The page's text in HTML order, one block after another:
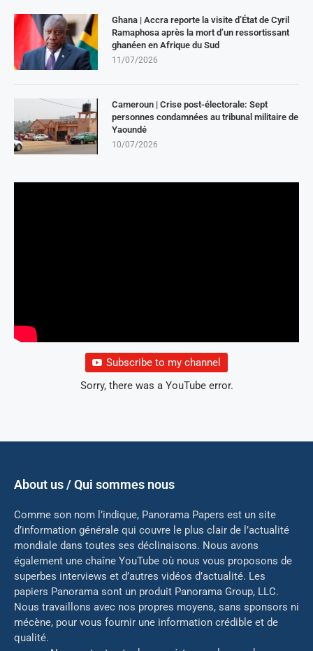
Ghana | Accra reporte la visite d’État de Cyril
Ramaphosa après la mort d’un ressortissant
ghanéen en Afrique du Sud
11/07/2026
Cameroun | Crise post-électorale: Sept
personnes condamnées au tribunal militaire de
Yaoundé
10/07/2026
Subscribe to my channel
Sorry, there was a YouTube error.
About us / Qui sommes nous
Comme son nom l’indique, Panorama Papers est un site
d’information générale qui couvre le plus clair de l’actualité
mondiale dans toutes ses déclinaisons. Nous avons
également une chaîne YouTube où nous vous proposons de
superbes interviews et d’autres vidéos d’actualité. Les
papiers Panorama sont un produit Panorama Group, LLC.
Nous travaillons avec nos propres moyens, sans sponsors ni
mécène, pour vous fournir une information crédible et de
qualité.